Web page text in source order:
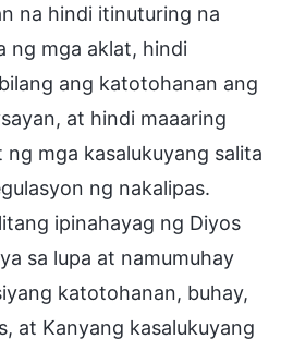
na hindi itinuturing na
ng mga aklat, hindi
ang katotohanan ang
at hindi maaaring
ng mga kasalukuyang salita
ng nakalipas.
ipinahayag ng Diyos
sa lupa at namumuhay
katotohanan, buhay,
at Kanyang kasalukuyang